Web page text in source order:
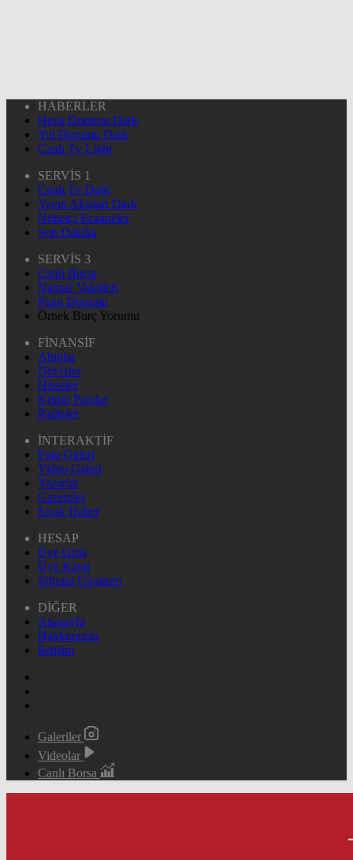
HABERLER
Hava Durumu Dark
Yol Durumu Dark
Canlı Tv Light
SERVİS 1
Canlı Tv Dark
Yayın Akışları Dark
Nöbetçi Eczaneler
Son Dakika
SERVİS 3
Canlı Borsa
Namaz Vakitleri
Puan Durumu
Örnek Burç Yorumu
FİNANSİF
Altınlar
Dövizler
Hisseler
Kripto Paralar
Pariteler
İNTERAKTİF
Foto Galeri
Video Galeri
Yazarlar
Gazeteler
Sıcak Haber
HESAP
Üye Giriş
Üye Kayıt
Şifremi Unuttum
DİĞER
Anasayfa
Hakkımızda
İletişim
Galeriler
Videolar
Canlı Borsa